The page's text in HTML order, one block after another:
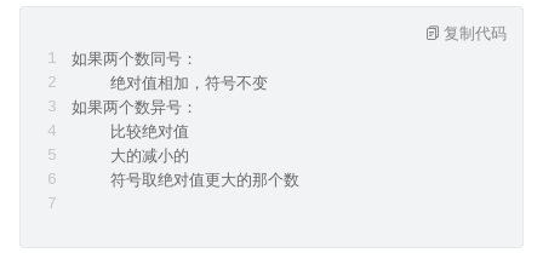
如果两个数同号：
    绝对值相加，符号不变
如果两个数异号：
    比较绝对值
    大的减小的
    符号取绝对值更大的那个数
复制代码